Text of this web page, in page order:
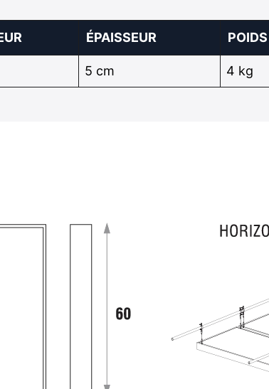
ÉPAISSEUR POIDS
5 cm 4 kg